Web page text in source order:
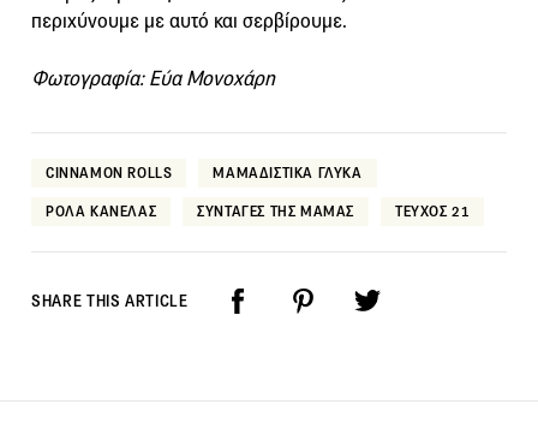
περιχύνουμε με αυτό και σερβίρουμε.
Φωτογραφία: Εύα Μονοχάρη
CINNAMON ROLLS ΜΑΜΑΔΙΣΤΙΚΑ ΓΛΥΚΑ
ΡΟΛΑ ΚΑΝΕΛΑΣ ΣΥΝΤΑΓΕΣ ΤΗΣ ΜΑΜΑΣ ΤΕΥΧΟΣ 21
SHARE THIS ARTICLE